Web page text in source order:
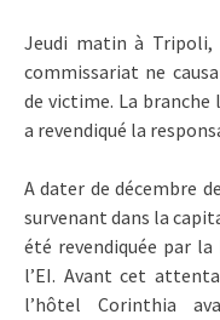
Jeudi matin à Tripoli,
commissariat ne
de victime. La
a revendiqué la
A dater de décembre
survenant dans la
été revendiquée par
l’EI. Avant cet
l’hôtel Corinthia